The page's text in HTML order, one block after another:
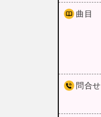
曲目
問合せ